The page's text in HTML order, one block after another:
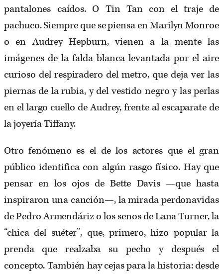
pantalones caídos. O Tin Tan con el traje de
pachuco. Siempre que se piensa en Marilyn Monroe
o en Audrey Hepburn, vienen a la mente las
imágenes de la falda blanca levantada por el aire
curioso del respiradero del metro, que deja ver las
piernas de la rubia, y del vestido negro y las perlas
en el largo cuello de Audrey, frente al escaparate de
la joyería Tiffany.
Otro fenómeno es el de los actores que el gran
público identifica con algún rasgo físico. Hay que
pensar en los ojos de Bette Davis —que hasta
inspiraron una canción—, la mirada perdonavidas
de Pedro Armendáriz o los senos de Lana Turner, la
“chica del suéter”, que, primero, hizo popular la
prenda que realzaba su pecho y después el
concepto. También hay cejas para la historia: desde